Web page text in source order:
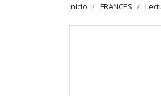
Inicio FRANCES